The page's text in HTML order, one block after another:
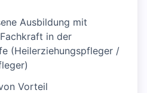
Ausbildung mit
in der
(Heilerziehungspfleger /
Vorteil